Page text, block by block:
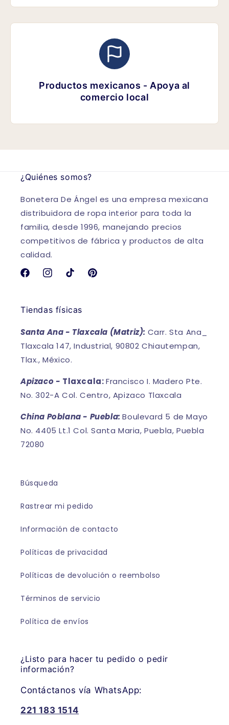
Productos mexicanos - Apoya al
comercio local
¿Quiénes somos?
Bonetera De Ángel es una empresa mexicana
distribuidora de ropa interior para toda la
familia, desde 1996, manejando precios
competitivos de fábrica y productos de alta
calidad.
FacebookInstagramTikTokPinterest
Tiendas físicas
Santa Ana - Tlaxcala (Matriz): Carr. Sta Ana_
Tlaxcala 147, Industrial, 90802 Chiautempan,
Tlax., México.
Apizaco - Tlaxcala:Francisco I. Madero Pte.
No. 302-A Col. Centro, Apizaco Tlaxcala
China Poblana - Puebla:Boulevard 5 de Mayo
No. 4405 Lt.1 Col. Santa Maria, Puebla, Puebla
72080
Búsqueda
Rastrear mi pedido
Información de contacto
Políticas de privacidad
Políticas de devolución o reembolso
Términos de servicio
Política de envíos
¿Listo para hacer tu pedido o pedir
información?
Contáctanos vía WhatsApp:
221 183 1514